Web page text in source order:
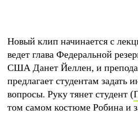
Новый клип начинается с
ведет глава Федеральной
США Данет Йеллен, и
предлагает студентам задать
вопросы. Руку тянет студент (
том самом костюме Робина и